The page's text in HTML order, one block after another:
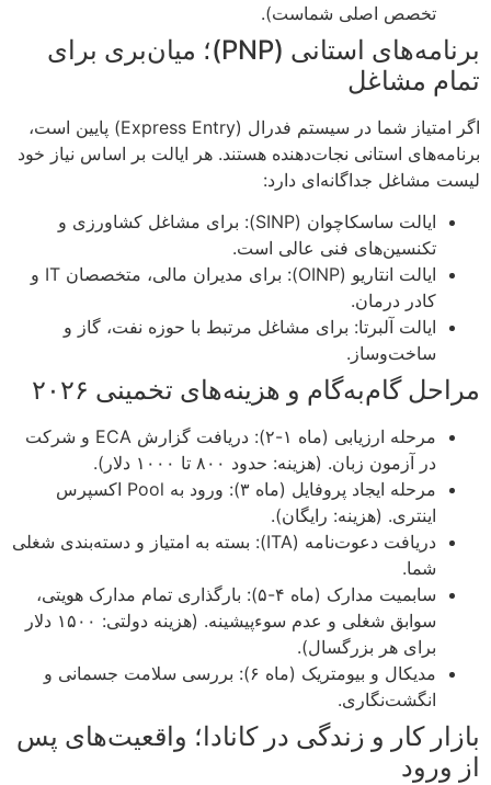
تخصص اصلی شماست).
برنامه‌های استانی (PNP)؛ میان‌بری برای
تمام مشاغل
اگر امتیاز شما در سیستم فدرال (Express Entry) پایین است،
برنامه‌های استانی نجات‌دهنده هستند. هر ایالت بر اساس نیاز خود
لیست مشاغل جداگانه‌ای دارد:
ایالت ساسکاچوان (SINP): برای مشاغل کشاورزی و
تکنسین‌های فنی عالی است.
ایالت انتاریو (OINP): برای مدیران مالی، متخصصان IT و
کادر درمان.
ایالت آلبرتا: برای مشاغل مرتبط با حوزه نفت، گاز و
ساخت‌وساز.
مراحل گام‌به‌گام و هزینه‌های تخمینی ۲۰۲۶
مرحله ارزیابی (ماه ۱-۲): دریافت گزارش ECA و شرکت
در آزمون زبان. (هزینه: حدود ۸۰۰ تا ۱۰۰۰ دلار).
مرحله ایجاد پروفایل (ماه ۳): ورود به Pool اکسپرس
اینتری. (هزینه: رایگان).
دریافت دعوت‌نامه (ITA): بسته به امتیاز و دسته‌بندی شغلی
شما.
سابمیت مدارک (ماه ۴-۵): بارگذاری تمام مدارک هویتی،
سوابق شغلی و عدم سوءپیشینه. (هزینه دولتی: ۱۵۰۰ دلار
برای هر بزرگسال).
مدیکال و بیومتریک (ماه ۶): بررسی سلامت جسمانی و
انگشت‌نگاری.
بازار کار و زندگی در کانادا؛ واقعیت‌های پس
از ورود